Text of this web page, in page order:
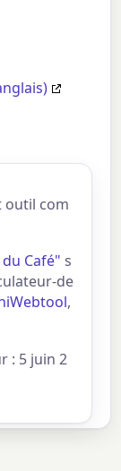
outil com
Café" s
de
,
: 5 juin 2